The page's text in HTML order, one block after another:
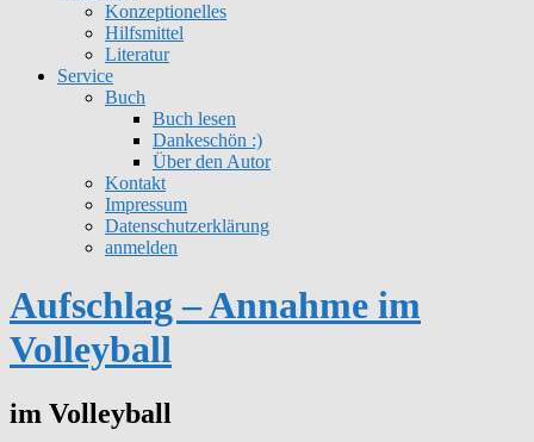
Konzeptionelles
Hilfsmittel
Literatur
Service
Buch
Buch lesen
Dankeschön :)
Über den Autor
Kontakt
Impressum
Datenschutzerklärung
anmelden
Aufschlag – Annahme im
Volleyball
im Volleyball